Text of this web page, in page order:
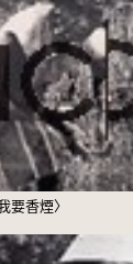
要香煙〉